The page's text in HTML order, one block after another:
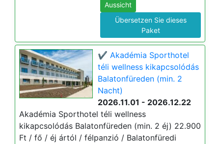
Aussicht
Übersetzen Sie dieses
Paket
✔️ Akadémia Sporthotel
téli wellness kikapcsolódás
Balatonfüreden (min. 2
Nacht)
2026.11.01 - 2026.12.22
Akadémia Sporthotel téli wellness
kikapcsolódás Balatonfüreden (min. 2 éj) 22.900
Ft / fő / éj ártól / félpanzió / Balatonfüredi